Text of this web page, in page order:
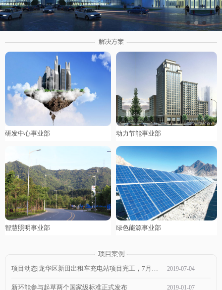
茶
研发中心事业部 动力节能事业部
智慧照明事业部 绿色能源事业部
2019-07-04
新环能参与起草两个国家级标准正式发布 2019-01-07